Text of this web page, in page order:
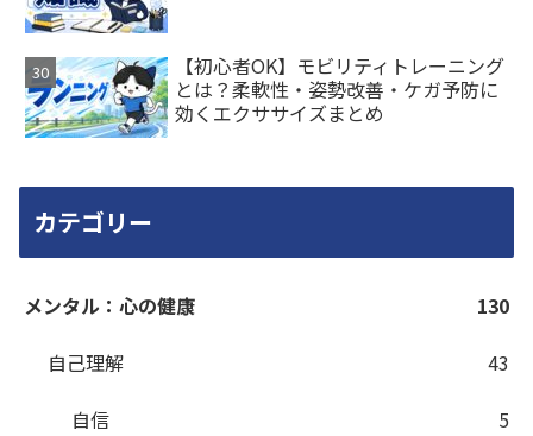
【初心者OK】モビリティトレーニング
とは？柔軟性・姿勢改善・ケガ予防に
効くエクササイズまとめ
カテゴリー
メンタル：心の健康
130
自己理解
43
自信
5